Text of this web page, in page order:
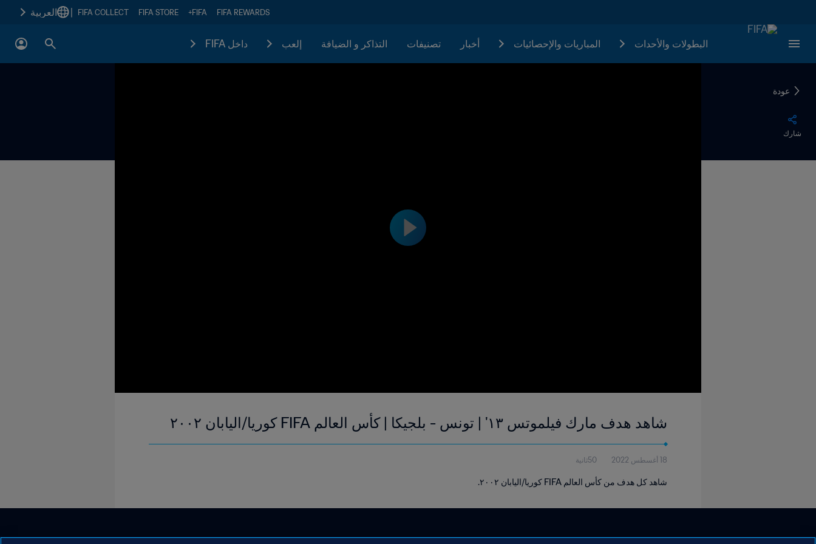
FIFA REWARDS
FIFA+
FIFA STORE
FIFA COLLECT العربية
البطولات والأحدات المباريات والإحصائيات أخبار تصنيفات التذاكر و الضيافة إلعب داخل FIFA
عودة
شارك
شاهد هدف مارك فيلموتس ١٣' | تونس - بلجيكا | كأس العالم FIFA كوريا/اليابان ٢٠٠٢
18 أغسطس 2022 50ثانية
شاهد كل هدف من كأس العالم FIFA كوريا/اليابان ٢٠٠٢.